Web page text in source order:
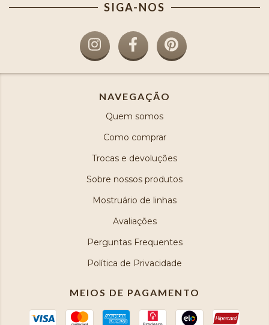
SIGA-NOS
NAVEGAÇÃO
Quem somos
Como comprar
Trocas e devoluções
Sobre nossos produtos
Mostruário de linhas
Avaliações
Perguntas Frequentes
Política de Privacidade
MEIOS DE PAGAMENTO